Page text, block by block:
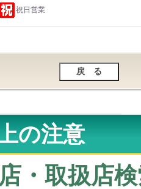
祝日営業
の注意
店・取扱店